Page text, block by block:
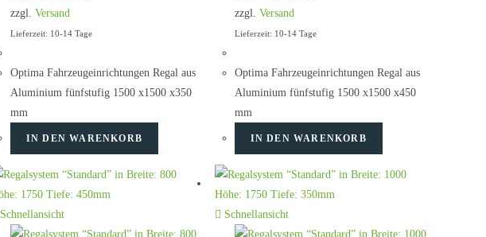
zzgl. Versand
Lieferzeit: 10-14 Tage
Optima Fahrzeugeinrichtungen Regal aus
Aluminium fünfstufig 1500 x1500 x350
mm
IN DEN WARENKORB
zzgl. Versand
Lieferzeit: 10-14 Tage
Optima Fahrzeugeinrichtungen Regal aus
Aluminium fünfstufig 1500 x1500 x450
mm
IN DEN WARENKORB
Schnellansicht Schnellansicht